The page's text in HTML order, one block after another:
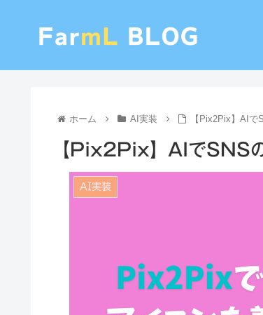
ホーム AI実装 【Pix2Pix】AIで
【Pix2Pix】AIでSNSの
AI実装